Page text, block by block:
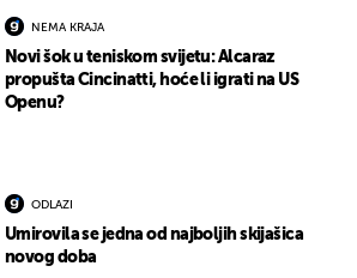
NEMA KRAJA
Novi šok u teniskom svijetu: Alcaraz
propušta Cincinatti, hoće li igrati na US
Openu?
ODLAZI
Umirovila se jedna od najboljih skijašica
novog doba